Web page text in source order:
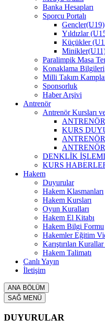
Banka Hesapları
Sporcu Portalı
Gençler(U19)
Yıldızlar
Küçükler
Paralimpik Masa
Konaklama Bilgileri
Milli Takım
Sponsorluk
Haber Arşivi
Antrenör
Antrenör Kursları
KURS
DENKLİK
KURS
Hakem
Duyurular
Hakem Klasmanları
Hakem Kursları
Oyun Kuralları
Hakem El Kitabı
Hakem Bilgi Formu
Hakemler Eğitim
Karıştırılan
Hakem Talimatı
Canlı Yayın
İletişim
ANA BÖLÜM
SAĞ MENÜ
DUYURULAR